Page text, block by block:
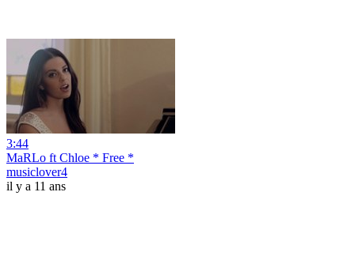
3:44
MaRLo ft Chloe * Free *
musiclover4
il y a 11 ans